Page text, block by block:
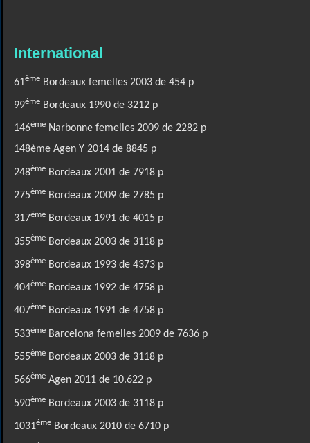
International
61ème Bordeaux femelles 2003 de 454 p
99ème Bordeaux 1990 de 3212 p
146ème Narbonne femelles 2009 de 2282 p
148ème Agen Y 2014 de 8845 p
248ème Bordeaux 2001 de 7918 p
275ème Bordeaux 2009 de 2785 p
317ème Bordeaux 1991 de 4015 p
355ème Bordeaux 2003 de 3118 p
398ème Bordeaux 1993 de 4373 p
404ème Bordeaux 1992 de 4758 p
407ème Bordeaux 1991 de 4758 p
533ème Barcelona femelles 2009 de 7636 p
555ème Bordeaux 2003 de 3118 p
566ème Agen 2011 de 10.622 p
590ème Bordeaux 2003 de 3118 p
1031ème Bordeaux 2010 de 6710 p